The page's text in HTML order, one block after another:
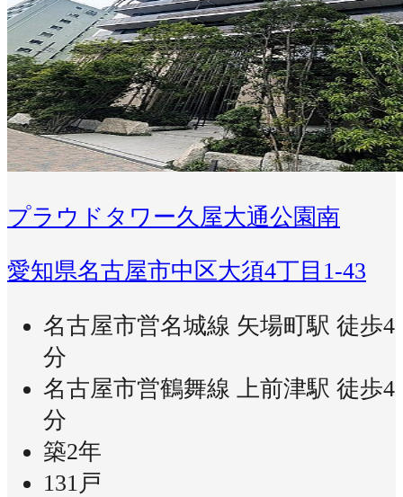
プラウドタワー久屋大通公園南
愛知県名古屋市中区大須4丁目1-43
名古屋市営名城線 矢場町駅 徒歩4
分
名古屋市営鶴舞線 上前津駅 徒歩4
分
築2年
131戸